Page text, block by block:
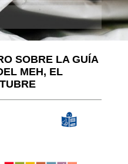
SOBRE LA GUÍA
MEH, EL